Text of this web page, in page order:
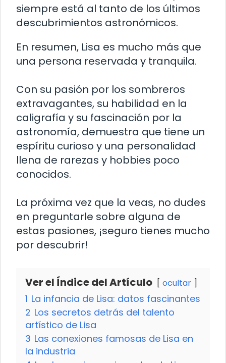
siempre está al tanto de los últimos
descubrimientos astronómicos.
En resumen, Lisa es mucho más que
una persona reservada y tranquila.
Con su pasión por los sombreros
extravagantes, su habilidad en la
caligrafía y su fascinación por la
astronomía, demuestra que tiene un
espíritu curioso y una personalidad
llena de rarezas y hobbies poco
conocidos.
La próxima vez que la veas, no dudes
en preguntarle sobre alguna de
estas pasiones, ¡seguro tienes mucho
por descubrir!
Ver el Índice del Artículo ocultar
1 La infancia de Lisa: datos fascinantes
2 Los secretos detrás del talento
artístico de Lisa
3 Las conexiones famosas de Lisa en
la industria